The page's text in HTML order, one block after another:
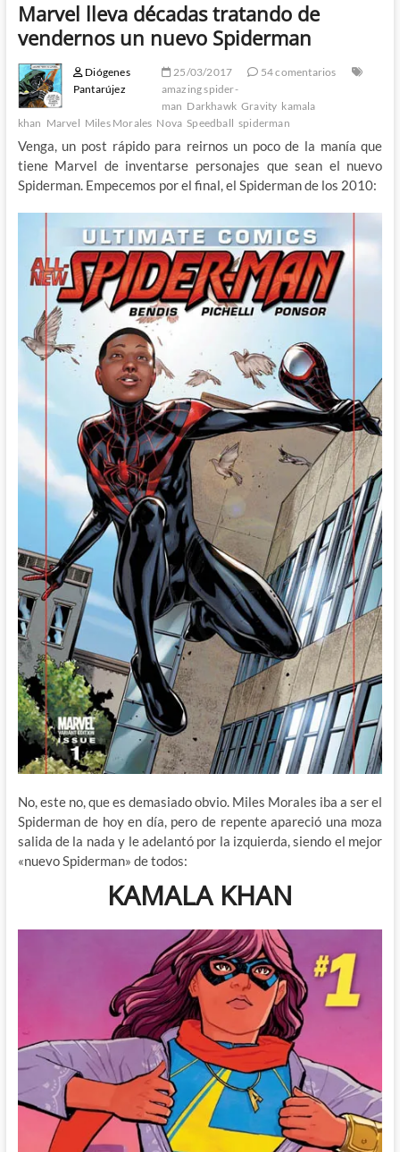
Marvel lleva décadas tratando de
vendernos un nuevo Spiderman
Diógenes
Pantarújez
25/03/2017
54 comentarios
amazing spider-
man Darkhawk Gravity kamala
khan Marvel Miles Morales Nova Speedball spiderman
Venga, un post rápido para reirnos un poco de la manía que
tiene Marvel de inventarse personajes que sean el nuevo
Spiderman. Empecemos por el final, el Spiderman de los 2010:
No, este no, que es demasiado obvio. Miles Morales iba a ser el
Spiderman de hoy en día, pero de repente apareció una moza
salida de la nada y le adelantó por la izquierda, siendo el mejor
«nuevo Spiderman» de todos:
KAMALA KHAN